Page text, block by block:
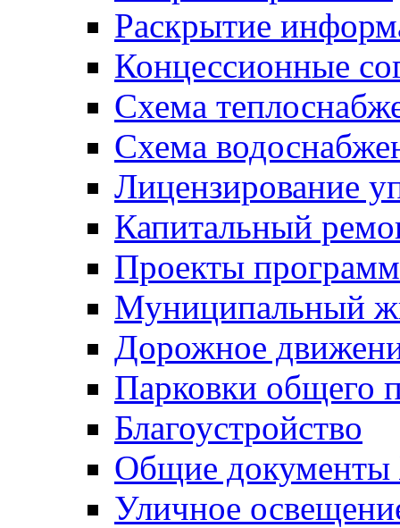
Раскрытие
Концессионные
Схема
Схема
Лицензирование
Капитальный
Проекты программ
Муниципальный
Дорожное
Парковки общего
Благоустройство
Общие
Уличное